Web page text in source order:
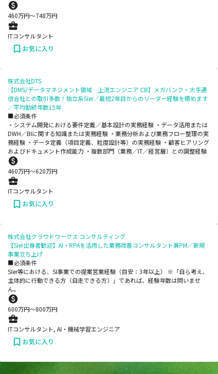
460万円〜748万円
ITコンサルタント
お気に入り
株式会社DTS
【DMS/データマネジメント領域 上流エンジニア CB】メガバンク・大手通
信会社との取引多数！独立系SIer／最短2年目からのリーダー経験を積めます
／平均勤続年数15年
■必須条件
・システム開発における要件定義／基本設計の実務経験 ・データ活用または
DWH／BIに関する知識または実務経験 ・業務分析および業務フロー整理の実
務経験 ・データ定義（項目定義、粒度設計等）の実務経験 ・顧客ヒアリング
およびドキュメント作成能力 ・複数部門（業務／IT／経営層）との調整経験
460万円〜620万円
ITコンサルタント
お気に入り
株式会社クラウドワークス コンサルティング
【SIer出身者歓迎】AI・RPAを活用した業務改善コンサルタント兼PM／新規
事業立ち上げ
■必須条件
SIer等における、SI事業での提案営業経験（目安：3年以上） ※「自ら考え、
主体的に行動できる方（自走できる方）」であれば、経験年数は問いませ
ん。
600万円〜800万円
ITコンサルタント, AI・機械学習エンジニア
お気に入り